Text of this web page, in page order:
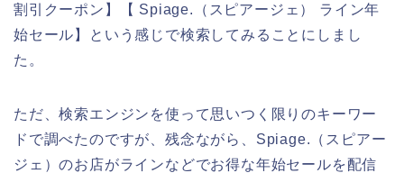
割引クーポン】【 Spiage.（スピアージェ） ライン年
始セール】という感じで検索してみることにしまし
た。
ただ、検索エンジンを使って思いつく限りのキーワー
ドで調べたのですが、残念ながら、Spiage.（スピアー
ジェ）のお店がラインなどでお得な年始セールを配信